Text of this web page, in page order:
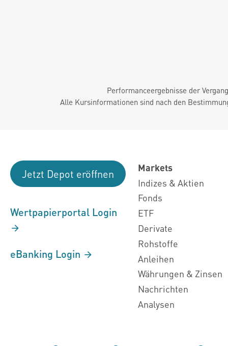
Performanceergebnisse der
Alle Kursinformationen sind nach den
Jetzt Depot eröffnen
Wertpapierportal Login
eBanking Login
Markets
Indizes & Aktien
Fonds
ETF
Derivate
Rohstoffe
Anleihen
Währungen & Zinsen
Nachrichten
Analysen